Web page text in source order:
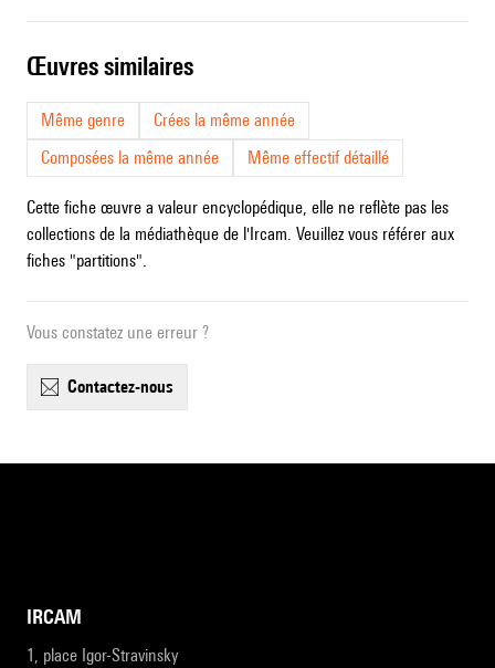
œuvres similaires
Même genre
Crées la même année
Composées la même année
Même effectif détaillé
Cette fiche œuvre a valeur encyclopédique, elle ne reflète pas les
collections de la médiathèque de l'Ircam. Veuillez vous référer aux
fiches "partitions".
Vous constatez une erreur ?
contactez-nous
IRCAM
1, place Igor-Stravinsky